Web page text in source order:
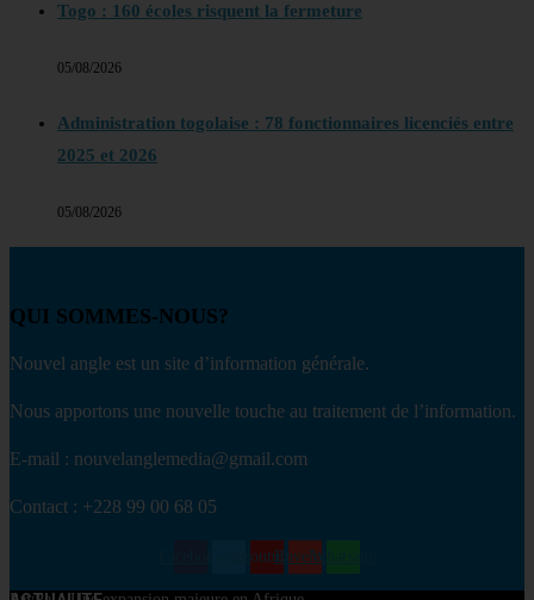
Togo : 160 écoles risquent la fermeture
05/08/2026
Administration togolaise : 78 fonctionnaires licenciés entre
2025 et 2026
05/08/2026
QUI SOMMES-NOUS?
Nouvel angle est un site d’information générale.
Nous apportons une nouvelle touche au traitement de l’information.
E-mail : nouvelanglemedia@gmail.com
Contact : +228 99 00 68 05
TwitterYoutubeEnvelopeWhatsapp